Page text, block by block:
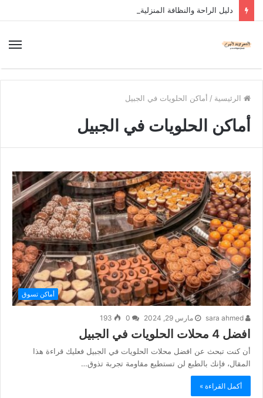
دليل الراحة والنظافة المنزلية
الرئيسية / أماكن الحلويات في الجبيل
أماكن الحلويات في الجبيل
أماكن تسوق
مارس 29, 2024 193
افضل 4 محلات الحلويات في الجبيل
أن كنت تبحث عن افضل محلات الحلويات في الجبيل فعليك قراءة هذا
المقال، فإنك بالطبع لن تستطيع مقاومة تجربة تذوق…
أكمل القراءة »